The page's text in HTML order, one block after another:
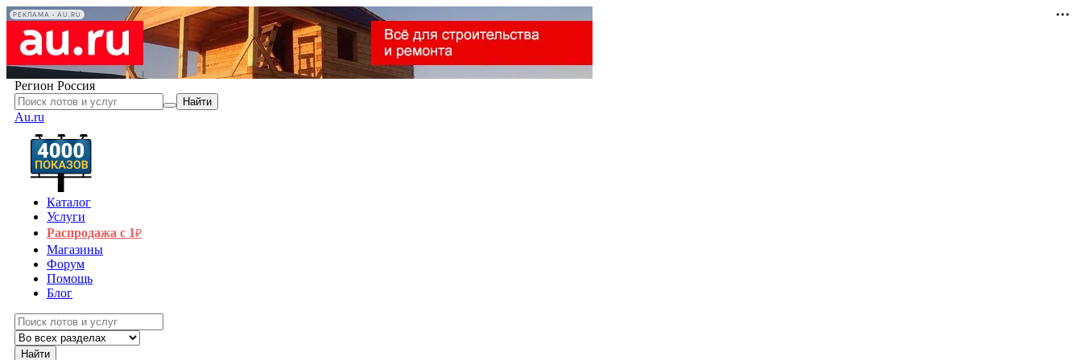
РЕКЛАМА • AU.RU
Регион Россия
Найти
Au.ru
Каталог
Услуги
Распродажа с 1₽
Магазины
Форум
Помощь
Блог
Найти